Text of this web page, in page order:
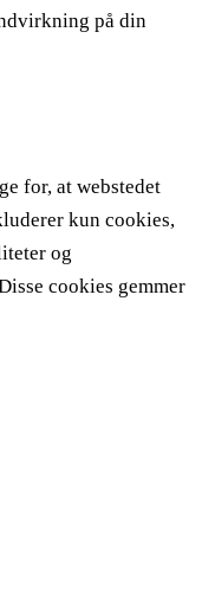
på din
for, at webstedet
kun cookies,
og
cookies gemmer